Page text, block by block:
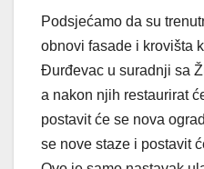
Podsjećamo da su
obnovi fasade i krovišta
Đurđevac u suradnji sa
a nakon njih restaurirat
postavit će se nova
se nove staze i postavit